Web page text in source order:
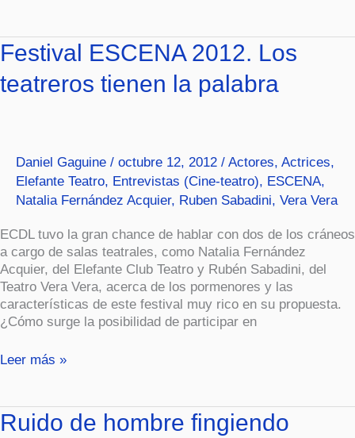
Festival ESCENA 2012. Los
teatreros tienen la palabra
Daniel Gaguine / octubre 12, 2012 / Actores, Actrices,
Elefante Teatro, Entrevistas (Cine-teatro), ESCENA,
Natalia Fernández Acquier, Ruben Sabadini, Vera Vera
ECDL tuvo la gran chance de hablar con dos de los cráneos
a cargo de salas teatrales, como Natalia Fernández
Acquier, del Elefante Club Teatro y Rubén Sabadini, del
Teatro Vera Vera, acerca de los pormenores y las
características de este festival muy rico en su propuesta.
¿Cómo surge la posibilidad de participar en
Festival
ESCENA
2012.
Los
palabra
Leer más »
Ruido de hombre fingiendo
Ruido
de